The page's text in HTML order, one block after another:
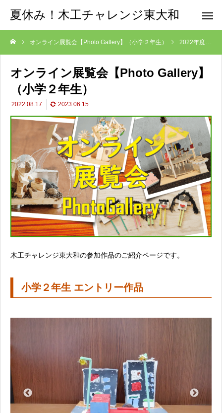
夏休み！木工チャレンジ東大和
オンライン展覧会【Photo Gallery】（小学２年生） 2022年度
オンライン展覧会【Photo Gallery】
（小学２年生）
2022.08.17 2023.06.15
木工チャレンジ東大和の参加作品のご紹介ページです。
小学２年生 エントリー作品